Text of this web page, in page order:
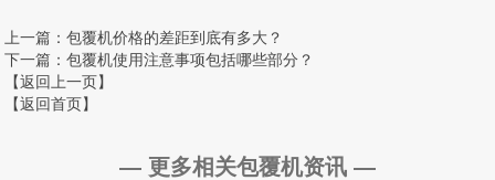
上一篇 ：包覆机价格的差距到底有多大？
下一篇 ：包覆机使用注意事项包括哪些部分？
【返回上一页】
【返回首页】
— 更多相关包覆机资讯 —